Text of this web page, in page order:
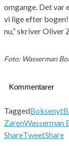
omgange. Det var
vi lige efter
nu,” skriver Oliver
Foto: Wasserman
Kommentarer
TaggedBoksenyt
ZarenWasserman
ShareTweetShare